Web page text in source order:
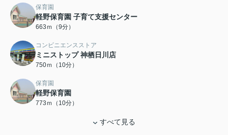
保育園
軽野保育園 子育て支援センター
663ｍ（9分）
コンビニエンスストア
ミニストップ 神栖日川店
750ｍ（10分）
保育園
軽野保育園
773ｍ（10分）
すべて見る